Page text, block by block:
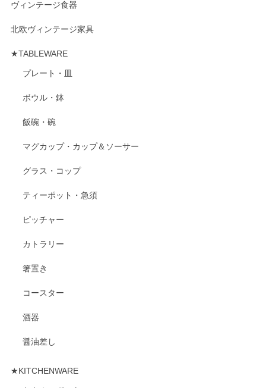
ヴィンテージ食器
北欧ヴィンテージ家具
★TABLEWARE
プレート・皿
ボウル・鉢
飯碗・碗
マグカップ・カップ＆ソーサー
グラス・コップ
ティーポット・急須
ピッチャー
カトラリー
箸置き
コースター
酒器
醤油差し
★KITCHENWARE